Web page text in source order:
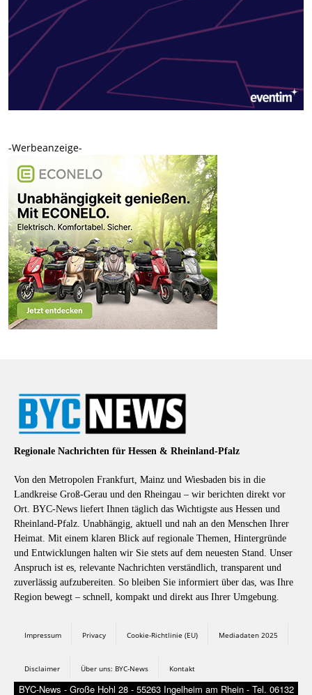
-Werbeanzeige-
Regionale Nachrichten für Hessen & Rheinland-Pfalz
Von den Metropolen Frankfurt, Mainz und Wiesbaden bis in die
Landkreise Groß-Gerau und den Rheingau – wir berichten direkt vor
Ort. BYC-News liefert Ihnen täglich das Wichtigste aus Hessen und
Rheinland-Pfalz. Unabhängig, aktuell und nah an den Menschen Ihrer
Heimat. Mit einem klaren Blick auf regionale Themen, Hintergründe
und Entwicklungen halten wir Sie stets auf dem neuesten Stand. Unser
Anspruch ist es, relevante Nachrichten verständlich, transparent und
zuverlässig aufzubereiten. So bleiben Sie informiert über das, was Ihre
Region bewegt – schnell, kompakt und direkt aus Ihrer Umgebung.
Impressum Privacy Cookie-Richtlinie (EU) Mediadaten 2025
Disclaimer Über uns: BYC-News Kontakt
BYC-News - Große Hohl 28 - 55263 Ingelheim am Rhein - Tel. 06132